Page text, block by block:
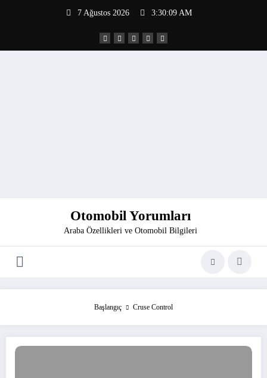
7 Ağustos 2026 3:30:09 AM
Otomobil Yorumları
Araba Özellikleri ve Otomobil Bilgileri
Başlangıç Cruse Control